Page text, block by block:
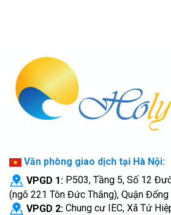
Văn phòng giao dịch tại Hà Nội:
VPGD 1: P503, Tầng 5, Số 12
(ngõ 221 Tôn Đức Thắng), Quận Đống
VPGD 2: Chung cư IEC, Xã Tứ